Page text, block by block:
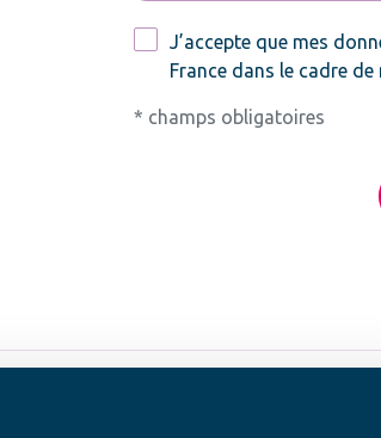
RGPD *
J’accepte que mes
France dans le cadre
* champs obligatoires